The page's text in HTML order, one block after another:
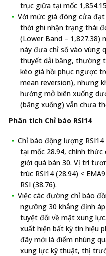
trục giữa tại mốc
Với mức giá đóng cửa đạt
thời ghi nhận trạng thái
(Lower Band – 1,827.38)
này đưa chỉ số vào vùng
thuyết dải băng, thường
kéo giá hồi phục ngược
mean reversion), nhưng
hướng mở biên xuống
(băng xuống) vẫn chưa
Phân tích Chỉ báo RSI14
Chỉ báo động lượng
tại mốc 28.94, chính
giới quá bán 30. Vị trí
trúc RSI14 (28.94) <
RSI (38.76).
Việc các đường chỉ báo
ngưỡng 30 khẳng định
tuyệt đối về mặt xung
xuất hiện bất kỳ tín hiệu
đây mới là điểm nhúng
xung lực kỹ thuật, thị